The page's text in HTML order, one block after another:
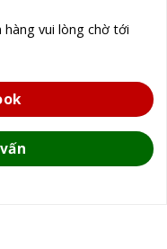
hàng vui lòng chờ tới